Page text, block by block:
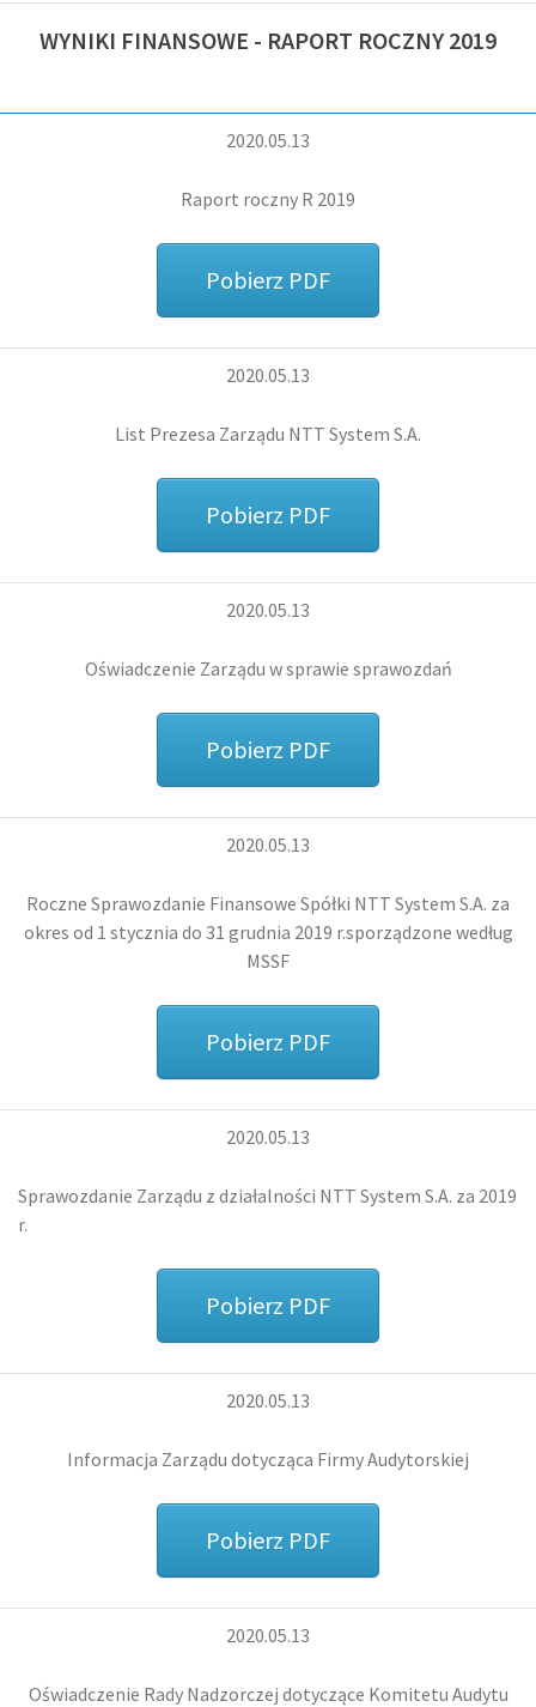
WYNIKI FINANSOWE - RAPORT ROCZNY 2019
2020.05.13
Raport roczny R 2019
Pobierz PDF
2020.05.13
List Prezesa Zarządu NTT System S.A.
Pobierz PDF
2020.05.13
Oświadczenie Zarządu w sprawie sprawozdań
Pobierz PDF
2020.05.13
Roczne Sprawozdanie Finansowe Spółki NTT System S.A. za
okres od 1 stycznia do 31 grudnia 2019 r.sporządzone według
MSSF
Pobierz PDF
2020.05.13
Sprawozdanie Zarządu z działalności NTT System S.A. za 2019
r.
Pobierz PDF
2020.05.13
Informacja Zarządu dotycząca Firmy Audytorskiej
Pobierz PDF
2020.05.13
Oświadczenie Rady Nadzorczej dotyczące Komitetu Audytu